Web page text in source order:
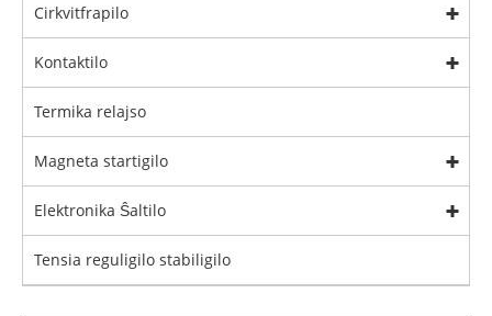
Cirkvitfrapilo
Kontaktilo
Termika relajso
Magneta startigilo
Elektronika Ŝaltilo
Tensia reguligilo stabiligilo